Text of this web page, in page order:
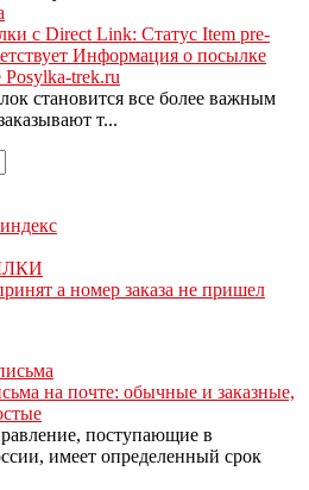
с Direct Link: Статус Item pre-
Информация о посылке
Posylka-trek.ru
становится все более важным
т...
а номер заказа не пришел
на почте: обычные и заказные,
поступающие в
имеет определенный срок